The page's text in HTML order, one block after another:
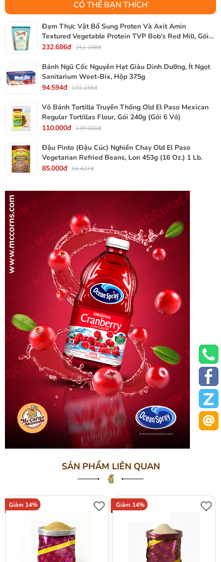
CÓ THỂ BẠN THÍCH
Đạm Thực Vật Bổ Sung Proten Và Axit Amin
Textured Vegetable Protein TVP Bob's Red Mill, Gói
340g, 12 Oz.
232.686đ 251.288đ
Bánh Ngũ Cốc Nguyên Hạt Giàu Dinh Dưỡng, Ít Ngọt
Sanitarium Weet-Bix, Hộp 375g
94.594đ 121.235đ
Vỏ Bánh Tortilla Truyền Thống Old El Paso Mexican
Regular Tortillas Flour, Gói 240g (Gói 6 Vỏ)
110.000đ 139.000đ
Đậu Pinto (Đậu Cúc) Nghiền Chay Old El Paso
Vegetarian Refried Beans, Lon 453g (16 Oz.) 1 Lb.
85.000đ 93.427đ
SẢN PHẨM LIÊN QUAN
Giảm 14% Giảm 14%